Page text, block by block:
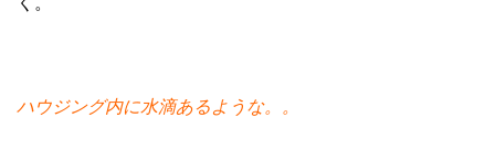
ハウジング内に水滴あるような。。